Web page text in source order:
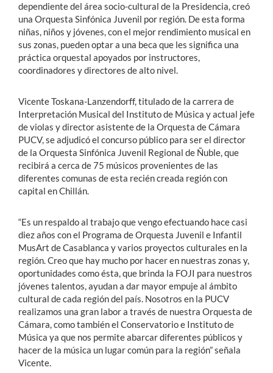
dependiente del área socio-cultural de la Presidencia, creó
una Orquesta Sinfónica Juvenil por región. De esta forma
niñas, niños y jóvenes, con el mejor rendimiento musical en
sus zonas, pueden optar a una beca que les significa una
práctica orquestal apoyados por instructores,
coordinadores y directores de alto nivel.
Vicente Toskana-Lanzendorff, titulado de la carrera de
Interpretación Musical del Instituto de Música y actual jefe
de violas y director asistente de la Orquesta de Cámara
PUCV, se adjudicó el concurso público para ser el director
de la Orquesta Sinfónica Juvenil Regional de Ñuble, que
recibirá a cerca de 75 músicos provenientes de las
diferentes comunas de esta recién creada región con
capital en Chillán.
“Es un respaldo al trabajo que vengo efectuando hace casi
diez años con el Programa de Orquesta Juvenil e Infantil
MusArt de Casablanca y varios proyectos culturales en la
región. Creo que hay mucho por hacer en nuestras zonas y,
oportunidades como ésta, que brinda la FOJI para nuestros
jóvenes talentos, ayudan a dar mayor empuje al ámbito
cultural de cada región del país. Nosotros en la PUCV
realizamos una gran labor a través de nuestra Orquesta de
Cámara, como también el Conservatorio e Instituto de
Música ya que nos permite abarcar diferentes públicos y
hacer de la música un lugar común para la región” señala
Vicente.